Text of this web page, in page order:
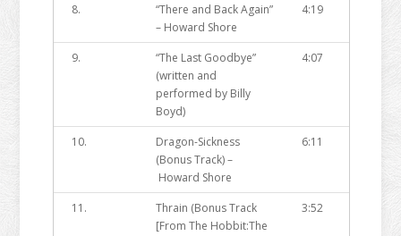
8.
“There and Back Again”
– Howard Shore
4:19
9.
“The Last Goodbye”
(written and
performed by Billy
Boyd)
4:07
10.
Dragon-Sickness
(Bonus Track) –
Howard Shore
6:11
11.
Thrain (Bonus Track
[From The Hobbit:The
3:52